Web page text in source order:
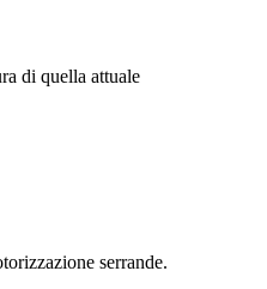
di quella attuale
serrande.